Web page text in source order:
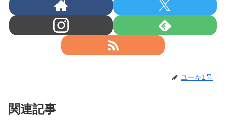
ユーキ1号
関連記事